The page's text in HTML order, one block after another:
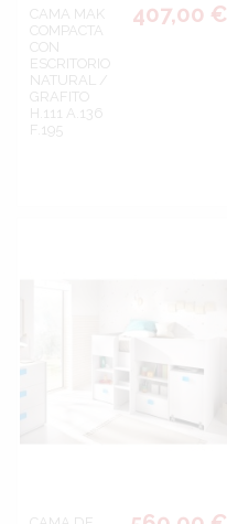
CAMA MAK
COMPACTA
CON
ESCRITORIO
NATURAL /
GRAFITO
H.111 A.136
F.195
407,00 €